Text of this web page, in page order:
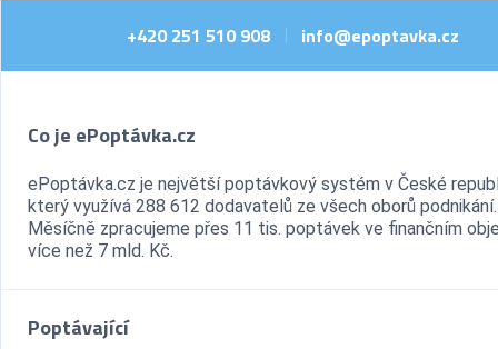
+420 251 510 908 | info@epoptavka.cz
Co je ePoptávka.cz
ePoptávka.cz je největší poptávkový systém v České
který využívá 288 612 dodavatelů ze všech oborů podnikání.
Měsíčně zpracujeme přes 11 tis. poptávek ve finančním
více než 7 mld. Kč.
Poptávající